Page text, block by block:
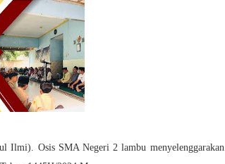
Ilmi). Osis SMA Negeri 2 lambu menyelenggarakan